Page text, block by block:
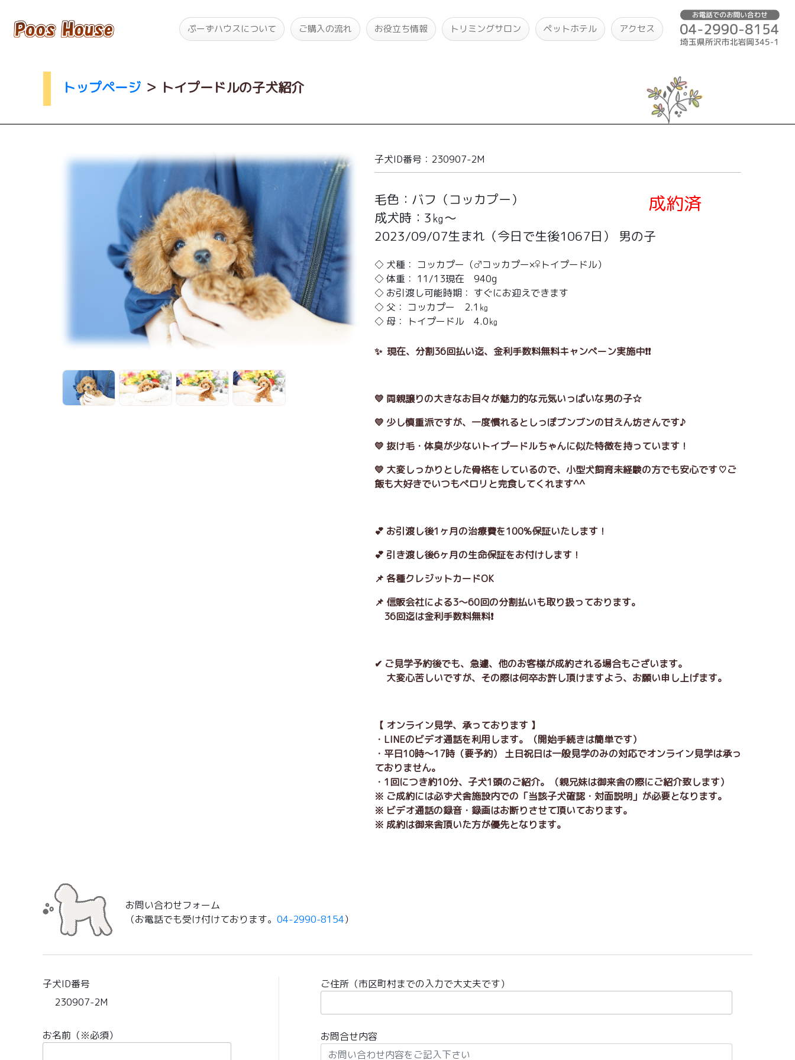
ぷーずハウスについて ご購入の流れ お役立ち情報 トリミングサロン ペットホテル アクセス
トップページ ＞ トイプードルの子犬紹介
子犬ID番号：230907-2M
毛色：バフ（コッカプー）
成犬時：3㎏～
成約済
2023/09/07生まれ （今日で生後1067日） 男の子
◇ 犬種： コッカプー（♂コッカプー×♀トイプードル）
◇ 体重： 11/13現在 940g
◇ お引渡し可能時期： すぐにお迎えできます
◇ 父： コッカプー 2.1㎏
◇ 母： トイプードル 4.0㎏
✨ 現在、分割36回払い迄、金利手数料無料キャンペーン実施中❗❗
💛 両親譲りの大きなお目々が魅力的な元気いっぱいな男の子☆
💛 少し慎重派ですが、一度慣れるとしっぽブンブンの甘えん坊さんです♪
💛 抜け毛・体臭が少ないトイプードルちゃんに似た特徴を持っています！
💛 大変しっかりとした骨格をしているので、小型犬飼育未経験の方でも安心です♡ご
飯も大好きでいつもペロリと完食してくれます^^
💕 お引渡し後1ヶ月の治療費を100%保証いたします！
💕 引き渡し後6ヶ月の生命保証をお付けします！
📌 各種クレジットカードOK
📌 信販会社による3～60回の分割払いも取り扱っております。
36回迄は金利手数料無料❗
✔ ご見学予約後でも、急遽、他のお客様が成約される場合もございます。
大変心苦しいですが、その際は何卒お許し頂けますよう、お願い申し上げます。
【 オンライン見学、承っております 】
・LINEのビデオ通話を利用します。（開始手続きは簡単です）
・平日10時～17時（要予約） 土日祝日は一般見学のみの対応でオンライン見学は承っ
ておりません。
・1回につき約10分、子犬1頭のご紹介。（親兄妹は御来舎の際にご紹介致します）
※ ご成約には必ず犬舎施設内での「当該子犬確認・対面説明」が必要となります。
※ ビデオ通話の録音・録画はお断りさせて頂いております。
※ 成約は御来舎頂いた方が優先となります。
お問い合わせフォーム
（お電話でも受け付けております。04-2990-8154）
子犬ID番号
230907-2M
お名前（※必須）
ご住所（市区町村までの入力で大丈夫です）
お問合せ内容